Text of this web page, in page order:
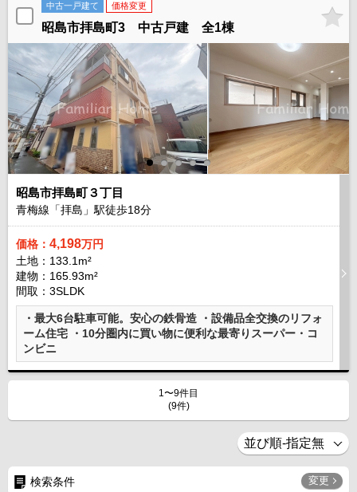
中古一戸建て 価格変更
昭島市拝島町3 中古戸建 全1棟
昭島市拝島町３丁目
青梅線「拝島」駅徒歩18分
価格： 4,198万円
土地：133.1m²
建物：165.93m²
間取：3SLDK
・最大6台駐車可能。安心の鉄骨造 ・設備品全交換のリフォ
ーム住宅 ・10分圏内に買い物に便利な最寄りスーパー・コ
ンビニ
1〜9件目
(9件)
検索条件 変更